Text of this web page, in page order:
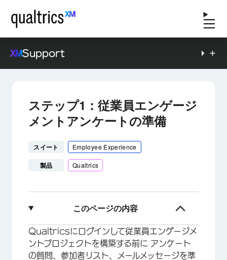
Support
ステップ1：従業員エンゲージ
メントアンケートの準備
スイート Employee Experience
製品 Qualtrics
このページの内容
プロジェクトコンテンツの開発
プロジェクトに適した階層の決定
Qualtricsにログインして従業員エンゲージメ
ントプロジェクトを構築する前に アンケート
の質問、参加者リスト、メールメッセージを準